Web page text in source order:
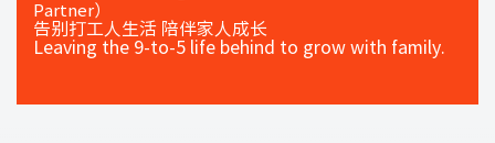
Partner）
告别打工人生活 陪伴家人成长
Leaving the 9-to-5 life behind to grow with family.